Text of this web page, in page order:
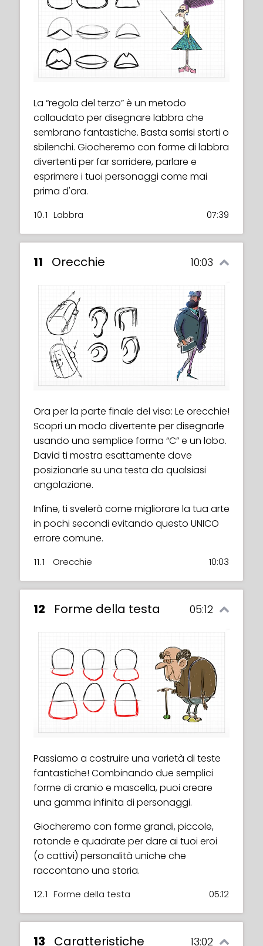
La “regola del terzo” è un metodo
collaudato per disegnare labbra che
sembrano fantastiche. Basta sorrisi storti o
sbilenchi. Giocheremo con forme di labbra
divertenti per far sorridere, parlare e
esprimere i tuoi personaggi come mai
prima d'ora.
10.1 Labbra 07:39
11 Orecchie 10:03
Ora per la parte finale del viso: Le orecchie!
Scopri un modo divertente per disegnarle
usando una semplice forma “C” e un lobo.
David ti mostra esattamente dove
posizionarle su una testa da qualsiasi
angolazione.
Infine, ti svelerà come migliorare la tua arte
in pochi secondi evitando questo UNICO
errore comune.
11.1 Orecchie 10:03
12 Forme della testa 05:12
Passiamo a costruire una varietà di teste
fantastiche! Combinando due semplici
forme di cranio e mascella, puoi creare
una gamma infinita di personaggi.
Giocheremo con forme grandi, piccole,
rotonde e quadrate per dare ai tuoi eroi
(o cattivi) personalità uniche che
raccontano una storia.
12.1 Forme della testa 05:12
13 Caratteristiche 13:02